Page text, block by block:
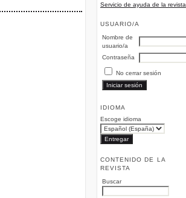
Servicio de ayuda de la revista
USUARIO/A
Nombre de
usuario/a
Contraseña
No cerrar sesión
IDIOMA
Escoge idioma
CONTENIDO DE LA
REVISTA
Buscar